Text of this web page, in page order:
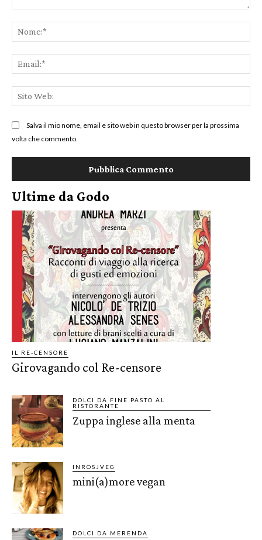
Salva il mio nome, email e sito web in questo browser per la prossima
volta che commento.
Ultime da Godo
IL RE-CENSORE
Girovagando col Re-censore
DOLCI DA FINE PASTO AL
RISTORANTE
Zuppa inglese alla menta
INROSJVEG
mini(a)more vegan
DOLCI DA MERENDA